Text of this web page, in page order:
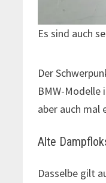
Es sind auch
Der
BMW-Modelle
aber auch mal
Alte
Dasselbe gilt